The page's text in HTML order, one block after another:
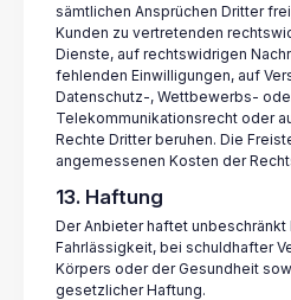
sämtlichen Ansprüchen Dritter
Kunden zu vertretenden
Dienste, auf rechtswidrigen
fehlenden Einwilligungen, auf
Datenschutz-, Wettbewerbs-
Telekommunikationsrecht oder
Rechte Dritter beruhen. Die
angemessenen Kosten der
13. Haftung
Der Anbieter haftet
Fahrlässigkeit, bei schuldhafter
Körpers oder der Gesundheit
gesetzlicher Haftung.